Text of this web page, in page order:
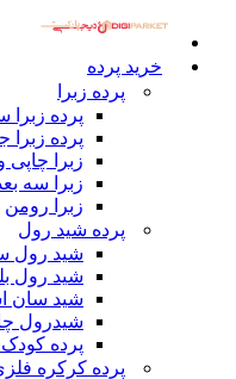
خرید پرده
پرده زبرا
پرده زبرا
پرده زبرا
زبرا چاپی
زبرا سه
زبرا رومن
پرده شید رول
شید رول
شید رول
شید سان
شیدرول
پرده
پرده کرکره